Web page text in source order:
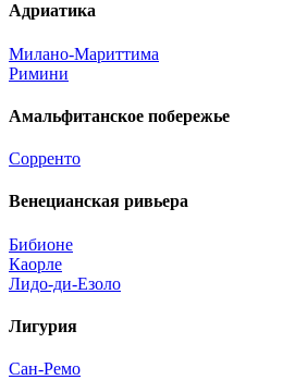
Адриатика
Милано-Мариттима
Римини
Амальфитанское побережье
Сорренто
Венецианская ривьера
Бибионе
Каорле
Лидо-ди-Езоло
Лигурия
Сан-Ремо